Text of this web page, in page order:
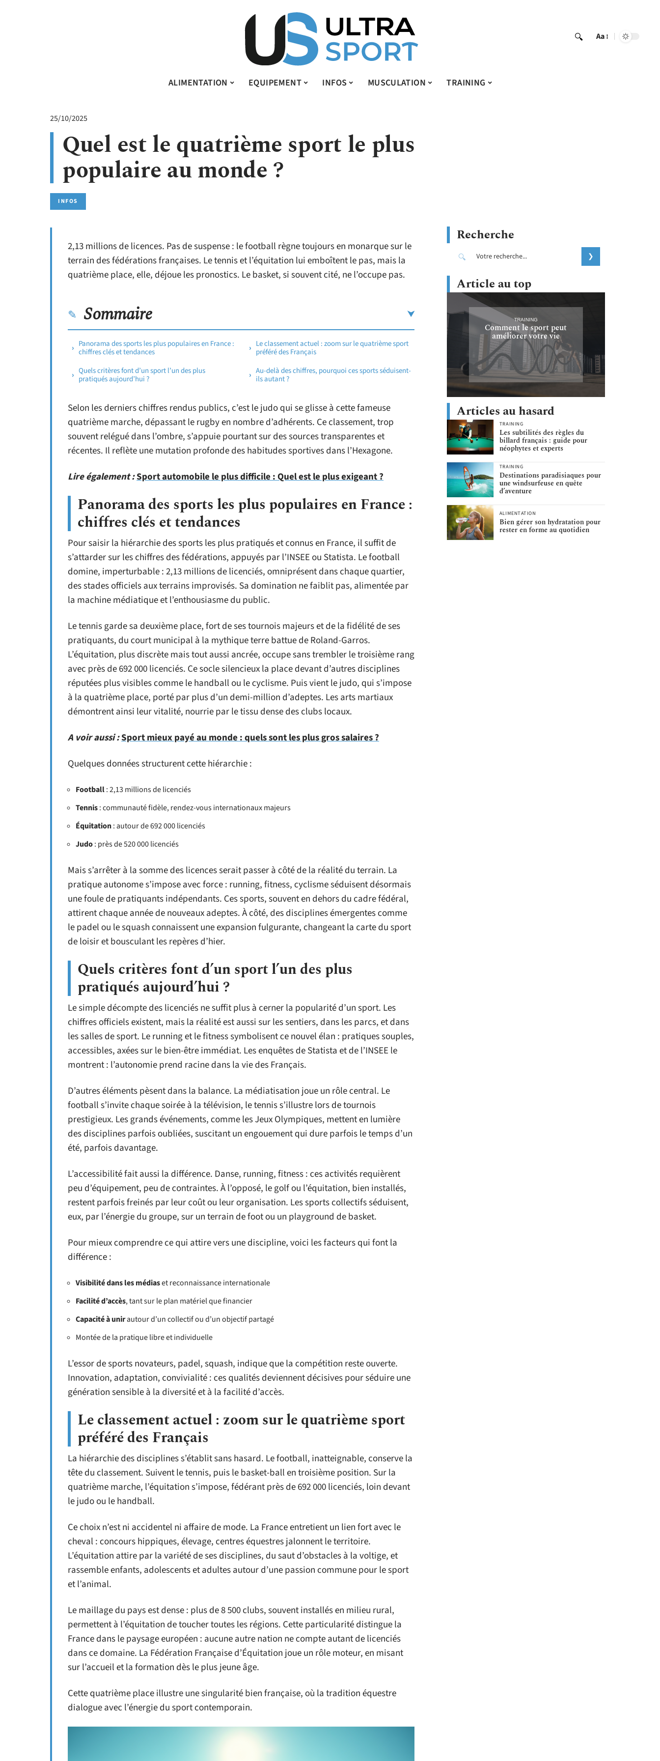
Aa
ALIMENTATION EQUIPEMENT INFOS MUSCULATION TRAINING
25/10/2025
Quel est le quatrième sport le plus
populaire au monde ?
INFOS
2,13 millions de licences. Pas de suspense : le football règne toujours en monarque sur le
terrain des fédérations françaises. Le tennis et l’équitation lui emboîtent le pas, mais la
quatrième place, elle, déjoue les pronostics. Le basket, si souvent cité, ne l’occupe pas.
Sommaire
Panorama des sports les plus populaires en France :
chiffres clés et tendances
Quels critères font d’un sport l’un des plus
pratiqués aujourd’hui ?
Le classement actuel : zoom sur le quatrième sport
préféré des Français
Au-delà des chiffres, pourquoi ces sports séduisent-
ils autant ?
Selon les derniers chiffres rendus publics, c’est le judo qui se glisse à cette fameuse
quatrième marche, dépassant le rugby en nombre d’adhérents. Ce classement, trop
souvent relégué dans l’ombre, s’appuie pourtant sur des sources transparentes et
récentes. Il reflète une mutation profonde des habitudes sportives dans l’Hexagone.
Lire également :Sport automobile le plus difficile : Quel est le plus exigeant ?
Panorama des sports les plus populaires en France :
chiffres clés et tendances
Pour saisir la hiérarchie des sports les plus pratiqués et connus en France, il suffit de
s’attarder sur les chiffres des fédérations, appuyés par l’INSEE ou Statista. Le football
domine, imperturbable : 2,13 millions de licenciés, omniprésent dans chaque quartier,
des stades officiels aux terrains improvisés. Sa domination ne faiblit pas, alimentée par
la machine médiatique et l’enthousiasme du public.
Le tennis garde sa deuxième place, fort de ses tournois majeurs et de la fidélité de ses
pratiquants, du court municipal à la mythique terre battue de Roland-Garros.
L’équitation, plus discrète mais tout aussi ancrée, occupe sans trembler le troisième rang
avec près de 692 000 licenciés. Ce socle silencieux la place devant d’autres disciplines
réputées plus visibles comme le handball ou le cyclisme. Puis vient le judo, qui s’impose
à la quatrième place, porté par plus d’un demi-million d’adeptes. Les arts martiaux
démontrent ainsi leur vitalité, nourrie par le tissu dense des clubs locaux.
A voir aussi :Sport mieux payé au monde : quels sont les plus gros salaires ?
Quelques données structurent cette hiérarchie :
Football: 2,13 millions de licenciés
Tennis: communauté fidèle, rendez-vous internationaux majeurs
Équitation: autour de 692 000 licenciés
Judo: près de 520 000 licenciés
Mais s’arrêter à la somme des licences serait passer à côté de la réalité du terrain. La
pratique autonome s’impose avec force : running, fitness, cyclisme séduisent désormais
une foule de pratiquants indépendants. Ces sports, souvent en dehors du cadre fédéral,
attirent chaque année de nouveaux adeptes. À côté, des disciplines émergentes comme
le padel ou le squash connaissent une expansion fulgurante, changeant la carte du sport
de loisir et bousculant les repères d’hier.
Quels critères font d’un sport l’un des plus
pratiqués aujourd’hui ?
Le simple décompte des licenciés ne suffit plus à cerner la popularité d’un sport. Les
chiffres officiels existent, mais la réalité est aussi sur les sentiers, dans les parcs, et dans
les salles de sport. Le running et le fitness symbolisent ce nouvel élan : pratiques souples,
accessibles, axées sur le bien-être immédiat. Les enquêtes de Statista et de l’INSEE le
montrent : l’autonomie prend racine dans la vie des Français.
D’autres éléments pèsent dans la balance. La médiatisation joue un rôle central. Le
football s’invite chaque soirée à la télévision, le tennis s’illustre lors de tournois
prestigieux. Les grands événements, comme les Jeux Olympiques, mettent en lumière
des disciplines parfois oubliées, suscitant un engouement qui dure parfois le temps d’un
été, parfois davantage.
L’accessibilité fait aussi la différence. Danse, running, fitness : ces activités requièrent
peu d’équipement, peu de contraintes. À l’opposé, le golf ou l’équitation, bien installés,
restent parfois freinés par leur coût ou leur organisation. Les sports collectifs séduisent,
eux, par l’énergie du groupe, sur un terrain de foot ou un playground de basket.
Pour mieux comprendre ce qui attire vers une discipline, voici les facteurs qui font la
différence :
Visibilité dans les médiaset reconnaissance internationale
Facilité d’accès, tant sur le plan matériel que financier
Capacité à unirautour d’un collectif ou d’un objectif partagé
Montée de la pratique libre et individuelle
L’essor de sports novateurs, padel, squash, indique que la compétition reste ouverte.
Innovation, adaptation, convivialité : ces qualités deviennent décisives pour séduire une
génération sensible à la diversité et à la facilité d’accès.
Le classement actuel : zoom sur le quatrième sport
préféré des Français
La hiérarchie des disciplines s’établit sans hasard. Le football, inatteignable, conserve la
tête du classement. Suivent le tennis, puis le basket-ball en troisième position. Sur la
quatrième marche, l’équitation s’impose, fédérant près de 692 000 licenciés, loin devant
le judo ou le handball.
Ce choix n’est ni accidentel ni affaire de mode. La France entretient un lien fort avec le
cheval : concours hippiques, élevage, centres équestres jalonnent le territoire.
L’équitation attire par la variété de ses disciplines, du saut d’obstacles à la voltige, et
rassemble enfants, adolescents et adultes autour d’une passion commune pour le sport
et l’animal.
Le maillage du pays est dense : plus de 8 500 clubs, souvent installés en milieu rural,
permettent à l’équitation de toucher toutes les régions. Cette particularité distingue la
France dans le paysage européen : aucune autre nation ne compte autant de licenciés
dans ce domaine. La Fédération Française d’Équitation joue un rôle moteur, en misant
sur l’accueil et la formation dès le plus jeune âge.
Cette quatrième place illustre une singularité bien française, où la tradition équestre
dialogue avec l’énergie du sport contemporain.
Recherche
Article au top
TRAINING
Comment le sport peut
améliorer votre vie
Articles au hasard
TRAINING
Les subtilités des règles du
billard français : guide pour
néophytes et experts
TRAINING
Destinations paradisiaques pour
une windsurfeuse en quête
d’aventure
ALIMENTATION
Bien gérer son hydratation pour
rester en forme au quotidien